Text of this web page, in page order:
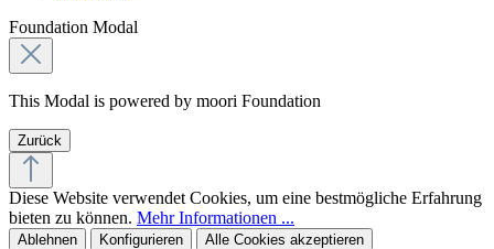
Foundation Modal
This Modal is powered by moori Foundation
Zurück
Diese Website verwendet Cookies, um eine bestmögliche Erfahrung
bieten zu können. Mehr Informationen ...
Ablehnen Konfigurieren Alle Cookies akzeptieren